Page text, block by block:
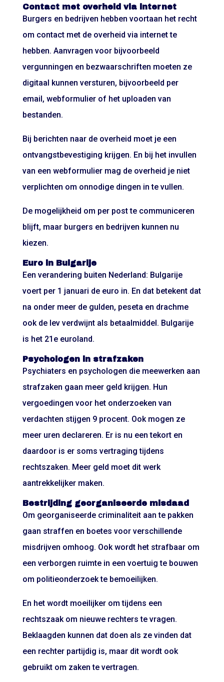
Contact met overheid via internet
Burgers en bedrijven hebben voortaan het recht
om contact met de overheid via internet te
hebben. Aanvragen voor bijvoorbeeld
vergunningen en bezwaarschriften moeten ze
digitaal kunnen versturen, bijvoorbeeld per
email, webformulier of het uploaden van
bestanden.
Bij berichten naar de overheid moet je een
ontvangstbevestiging krijgen. En bij het invullen
van een webformulier mag de overheid je niet
verplichten om onnodige dingen in te vullen.
De mogelijkheid om per post te communiceren
blijft, maar burgers en bedrijven kunnen nu
kiezen.
Euro in Bulgarije
Een verandering buiten Nederland: Bulgarije
voert per 1 januari de euro in. En dat betekent dat
na onder meer de gulden, peseta en drachme
ook de lev verdwijnt als betaalmiddel. Bulgarije
is het 21e euroland.
Psychologen in strafzaken
Psychiaters en psychologen die meewerken aan
strafzaken gaan meer geld krijgen. Hun
vergoedingen voor het onderzoeken van
verdachten stijgen 9 procent. Ook mogen ze
meer uren declareren. Er is nu een tekort en
daardoor is er soms vertraging tijdens
rechtszaken. Meer geld moet dit werk
aantrekkelijker maken.
Bestrijding georganiseerde misdaad
Om georganiseerde criminaliteit aan te pakken
gaan straffen en boetes voor verschillende
misdrijven omhoog. Ook wordt het strafbaar om
een verborgen ruimte in een voertuig te bouwen
om politieonderzoek te bemoeilijken.
En het wordt moeilijker om tijdens een
rechtszaak om nieuwe rechters te vragen.
Beklaagden kunnen dat doen als ze vinden dat
een rechter partijdig is, maar dit wordt ook
gebruikt om zaken te vertragen.